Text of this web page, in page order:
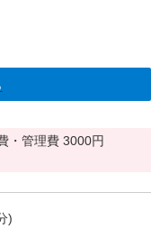
・管理費 3000円
)